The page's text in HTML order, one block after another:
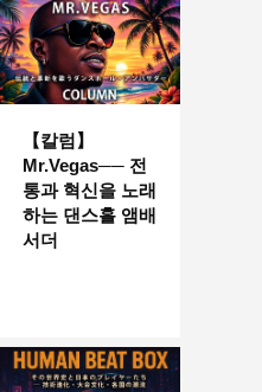
【칼럼】
Mr.Vegas── 전
통과 혁신을 노래
하는 댄스홀 앰배
서더